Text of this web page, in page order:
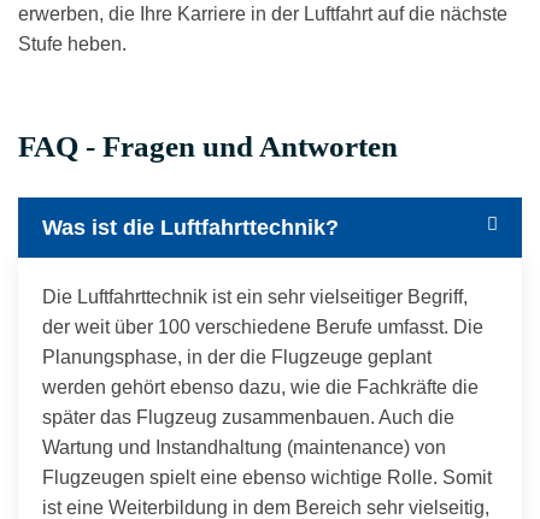
erwerben, die Ihre Karriere in der Luftfahrt auf die nächste
Stufe heben.
FAQ - Fragen und Antworten
Was ist die Luftfahrttechnik?
Die Luftfahrttechnik ist ein sehr vielseitiger Begriff,
der weit über 100 verschiedene Berufe umfasst. Die
Planungsphase, in der die Flugzeuge geplant
werden gehört ebenso dazu, wie die Fachkräfte die
später das Flugzeug zusammenbauen. Auch die
Wartung und Instandhaltung (maintenance) von
Flugzeugen spielt eine ebenso wichtige Rolle. Somit
ist eine Weiterbildung in dem Bereich sehr vielseitig,